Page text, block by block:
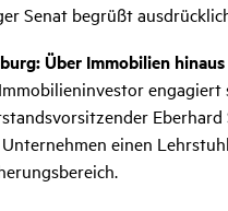
Senat begrüßt
Über Immobilien hinaus
einen